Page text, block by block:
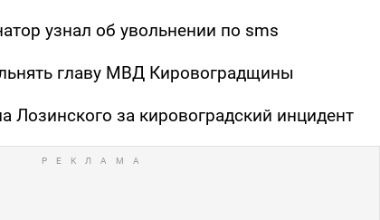
узнал об увольнении по sms
главу МВД Кировоградщины
Лозинского за кировоградский инцидент